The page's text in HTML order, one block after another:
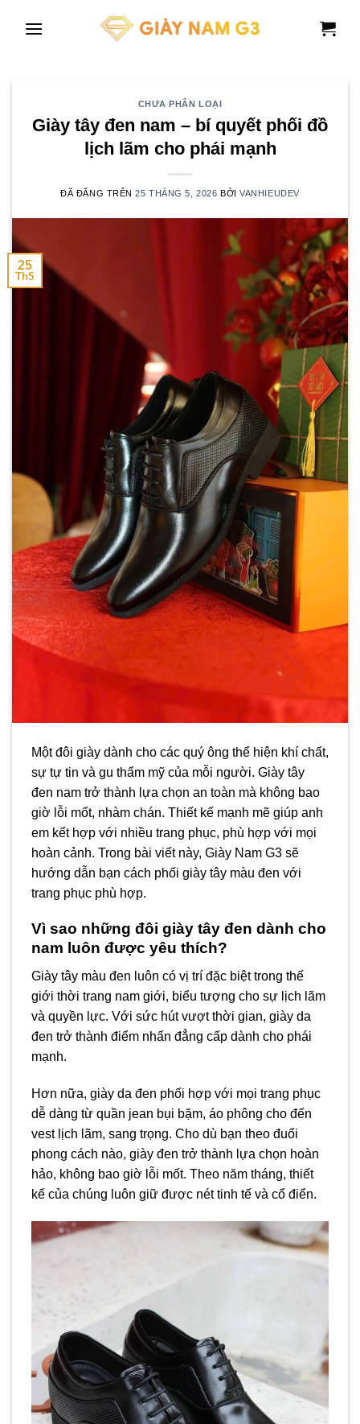
CHƯA PHÂN LOẠI
Giày tây đen nam – bí quyết phối đồ
lịch lãm cho phái mạnh
ĐÃ ĐĂNG TRÊN25 THÁNG 5, 2026 BỞIVANHIEUDEV
25
Th5
Một đôi giày dành cho các quý ông thể hiện khí chất,
sự tự tin và gu thẩm mỹ của mỗi người. Giày tây
đen nam trở thành lựa chọn an toàn mà không bao
giờ lỗi mốt, nhàm chán. Thiết kế mạnh mẽ giúp anh
em kết hợp với nhiều trang phục, phù hợp với mọi
hoàn cảnh. Trong bài viết này, Giày Nam G3 sẽ
hướng dẫn bạn cách phối giày tây màu đen với
trang phục phù hợp.
Vì sao những đôi giày tây đen dành cho
nam luôn được yêu thích?
Giày tây màu đen luôn có vị trí đặc biệt trong thế
giới thời trang nam giới, biểu tượng cho sự lịch lãm
và quyền lực. Với sức hút vượt thời gian, giày da
đen trở thành điểm nhấn đẳng cấp dành cho phái
mạnh.
Hơn nữa, giày da đen phối hợp với mọi trang phục
dễ dàng từ quần jean bụi bặm, áo phông cho đến
vest lịch lãm, sang trọng. Cho dù bạn theo đuổi
phong cách nào, giày đen trở thành lựa chọn hoàn
hảo, không bao giờ lỗi mốt. Theo năm tháng, thiết
kế của chúng luôn giữ được nét tinh tế và cổ điển.